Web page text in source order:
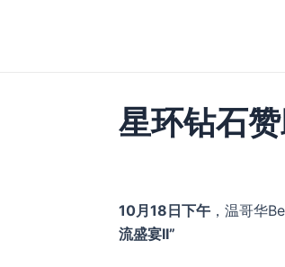
星环钻石
10月18日下午 ，温哥华
流盛宴II”